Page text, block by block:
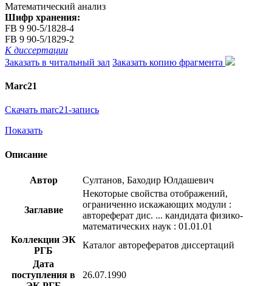
Математический анализ
Шифр хранения:
FB 9 90-5/1828-4
FB 9 90-5/1829-2
К диссертации
Заказать в читальный зал Заказать копию фрагмента
Marc21
Скачать marc21-запись
Показать
Описание
Автор Султанов, Баходир Юлдашевич
Заглавие
Некоторые свойства отображений,
ограниченно искажающих модули :
автореферат дис. ... кандидата физико-
математических наук : 01.01.01
Коллекции ЭК
РГБ
Каталог авторефератов диссертаций
Дата
поступления в
26.07.1990